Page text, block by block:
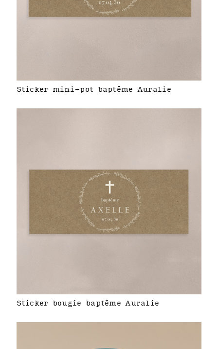
Sticker mini-pot baptême Auralie
Sticker bougie baptême Auralie